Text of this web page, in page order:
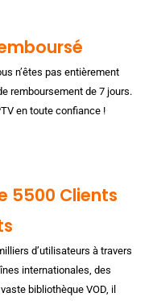
n’êtes pas entièrement
remboursement de 7 jours.
en toute confiance !
5500 Clients
d’utilisateurs à travers
internationales, des
bibliothèque VOD, il